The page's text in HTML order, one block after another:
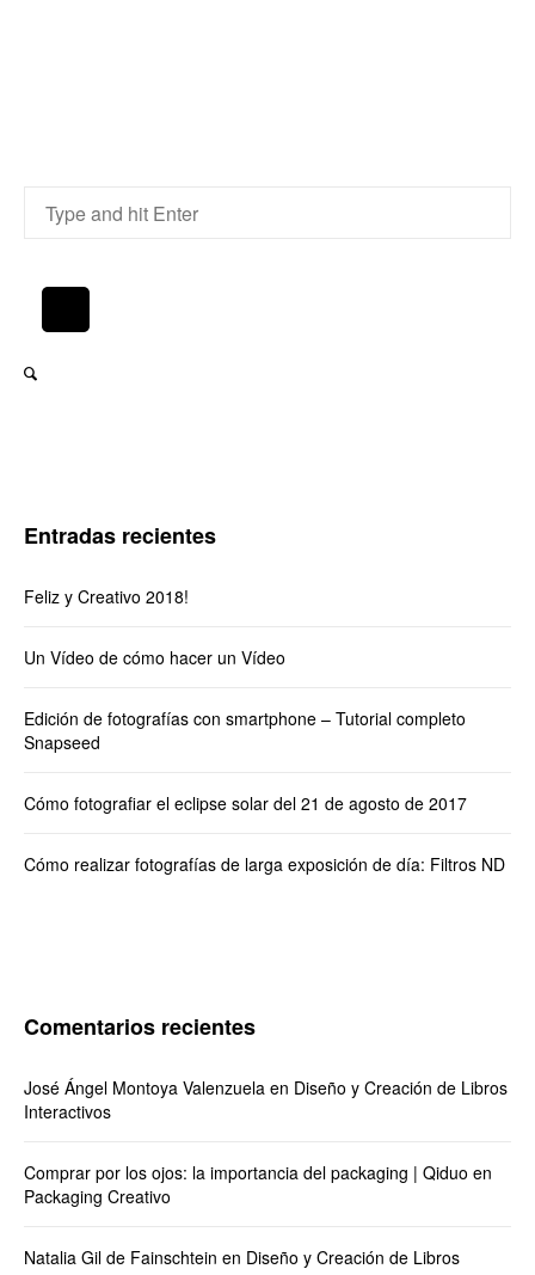
Entradas recientes
Feliz y Creativo 2018!
Un Vídeo de cómo hacer un Vídeo
Edición de fotografías con smartphone – Tutorial completo
Snapseed
Cómo fotografiar el eclipse solar del 21 de agosto de 2017
Cómo realizar fotografías de larga exposición de día: Filtros ND
Comentarios recientes
José Ángel Montoya Valenzuela en Diseño y Creación de Libros
Interactivos
Comprar por los ojos: la importancia del packaging | Qiduo en
Packaging Creativo
Natalia Gil de Fainschtein en Diseño y Creación de Libros